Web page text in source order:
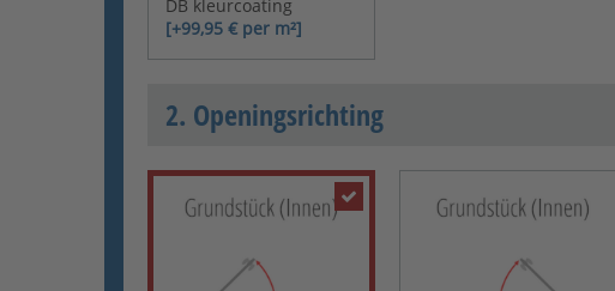
DB kleurcoating
[+99,95 € per m²]
2. Openingsrichting